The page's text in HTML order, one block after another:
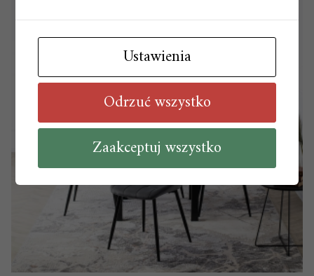
Ustawienia
Odrzuć wszystko
Zaakceptuj wszystko